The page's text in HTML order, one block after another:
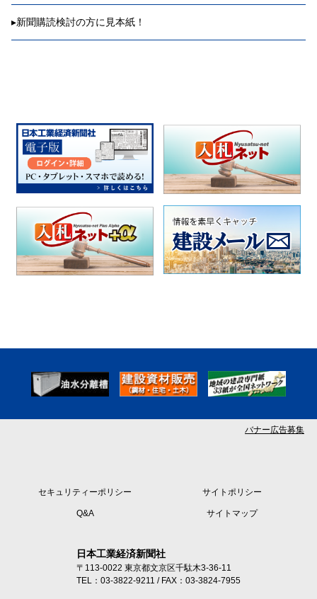
▸新聞購読検討の方に見本紙！
バナー広告募集
セキュリティーポリシー サイトポリシー
Q&A サイトマップ
日本工業経済新聞社
〒113-0022 東京都文京区千駄木3-36-11
TEL：03-3822-9211 / FAX：03-3824-7955